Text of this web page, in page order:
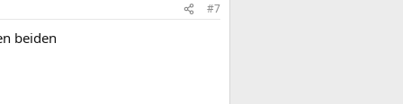
#7
beiden